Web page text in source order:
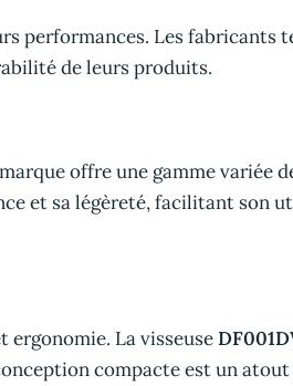
performances. Les fabricants
de leurs produits.
offre une gamme variée
et sa légèreté, facilitant son
ergonomie. La visseuse
compacte est un